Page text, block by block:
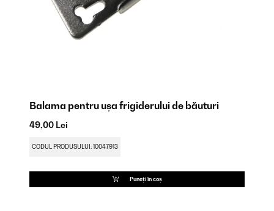
Balama pentru ușa frigiderului de băuturi
49,00 Lei
CODUL PRODUSULUI: 10047913
Puneți în coș